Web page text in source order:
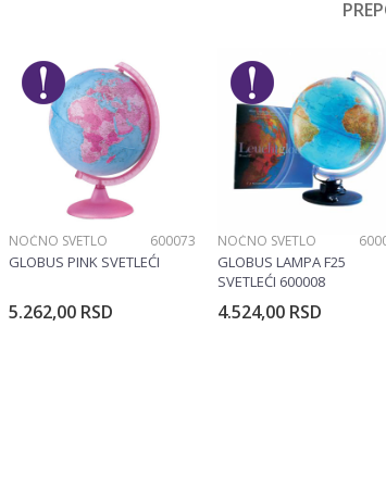
NOĆNO SVETLO 600073
GLOBUS PINK SVETLEĆI
5.262,00 RSD
NOĆNO SVETLO
GLOBUS LAMPA F25
SVETLEĆI 600008
4.524,00 RSD